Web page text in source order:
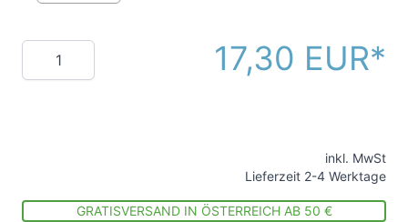
Menge 17,30 EUR
inkl. MwSt
Lieferzeit 2-4 Werktage
GRATISVERSAND IN ÖSTERREICH AB 50 €